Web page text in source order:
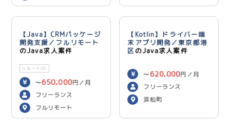
【Java】CRMパッケージ
開発支援／フルリモート
のJava求人案件
リモートOK
〜650,000円／月
フリーランス
フルリモート
【Kotlin】ドライバー端
末アプリ開発／東京都港
区 のJava求人案件
〜 620,000円／月
フリーランス
浜松町